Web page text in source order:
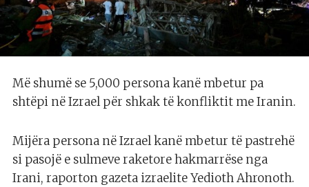
Më shumë se 5,000 persona kanë mbetur pa
shtëpi në Izrael për shkak të konfliktit me Iranin.
Mijëra persona në Izrael kanë mbetur të pastrehë
si pasojë e sulmeve raketore hakmarrëse nga
Irani, raporton gazeta izraelite Yedioth Ahronoth.